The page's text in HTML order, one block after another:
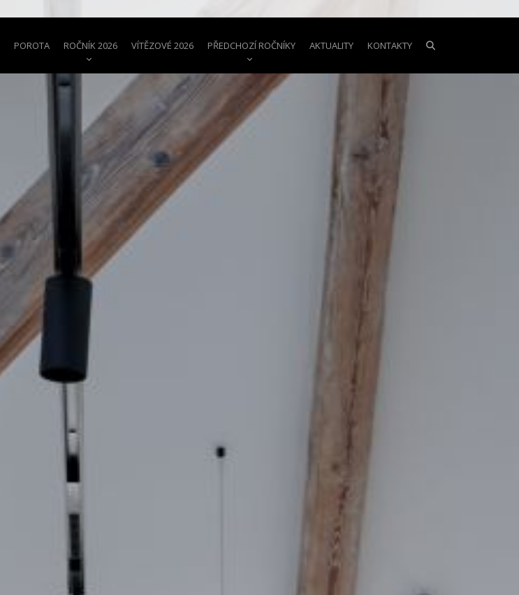
POROTA ROČNÍK 2026 VÍTĚZOVÉ 2026 PŘEDCHOZÍ ROČNÍKY AKTUALITY KONTAKTY